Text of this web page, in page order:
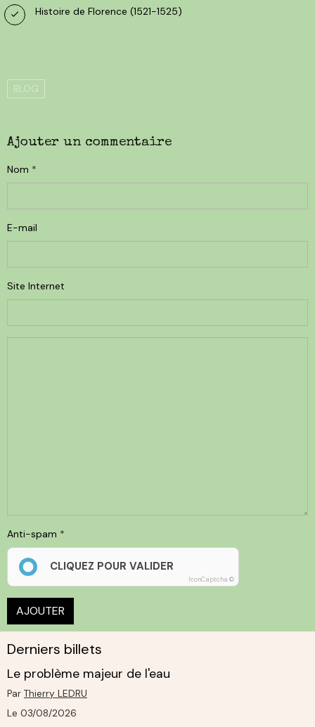
Histoire de Florence (1521-1525)
BLOG
Ajouter un commentaire
Nom
E-mail
Site Internet
Anti-spam
CLIQUEZ POUR VALIDER
IconCaptcha ©
AJOUTER
Derniers billets
Le problème majeur de l'eau
Par Thierry LEDRU
Le 03/08/2026